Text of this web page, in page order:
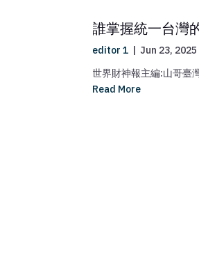
誰掌握統一台灣
editor 1 Jun 23, 2025
世界財神報主編:山哥臺
Read More